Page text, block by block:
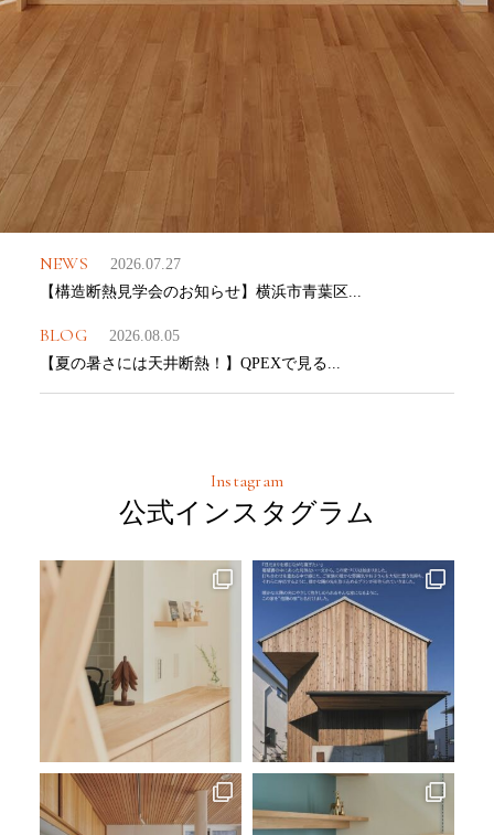
NEWS
2026.07.27
【構造断熱見学会のお知らせ】横浜市青葉区...
BLOG
2026.08.05
【夏の暑さには天井断熱！】QPEXで見る...
Instagram
公式インスタグラム